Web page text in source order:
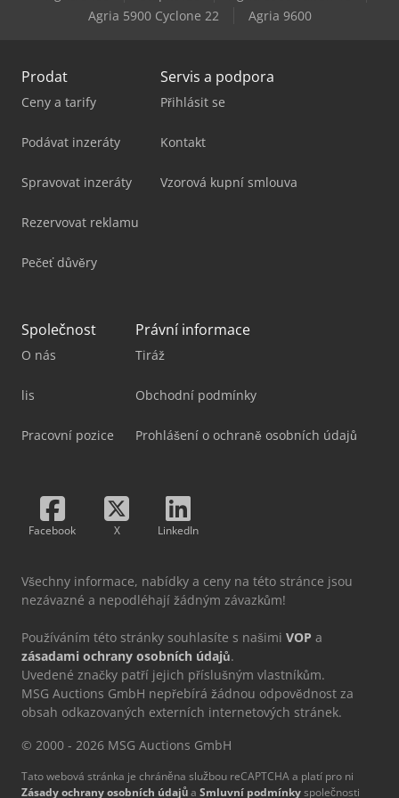
Yale Ms16Agria 5900 Cyclone 22
Agria 9600
Prodat
Ceny a tarify
Podávat inzeráty
Spravovat inzeráty
Rezervovat reklamu
Pečeť důvěry
Servis a podpora
Přihlásit se
Kontakt
Vzorová kupní smlouva
Společnost
O nás
lis
Pracovní pozice
Právní informace
Tiráž
Obchodní podmínky
Prohlášení o ochraně osobních údajů
Facebook X LinkedIn
Všechny informace, nabídky a ceny na této stránce jsou
nezávazné a nepodléhají žádným závazkům!
Používáním této stránky souhlasíte s našimi VOP a
zásadami ochrany osobních údajů.
Uvedené značky patří jejich příslušným vlastníkům.
MSG Auctions GmbH nepřebírá žádnou odpovědnost za
obsah odkazovaných externích internetových stránek.
© 2000 - 2026 MSG Auctions GmbH
Tato webová stránka je chráněna službou reCAPTCHA a platí pro ni
Zásady ochrany osobních údajůa Smluvní podmínkyspolečnosti